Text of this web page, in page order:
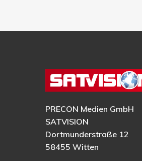
PRECON Medien GmbH
SATVISION
Dortmunderstraße 12
58455 Witten